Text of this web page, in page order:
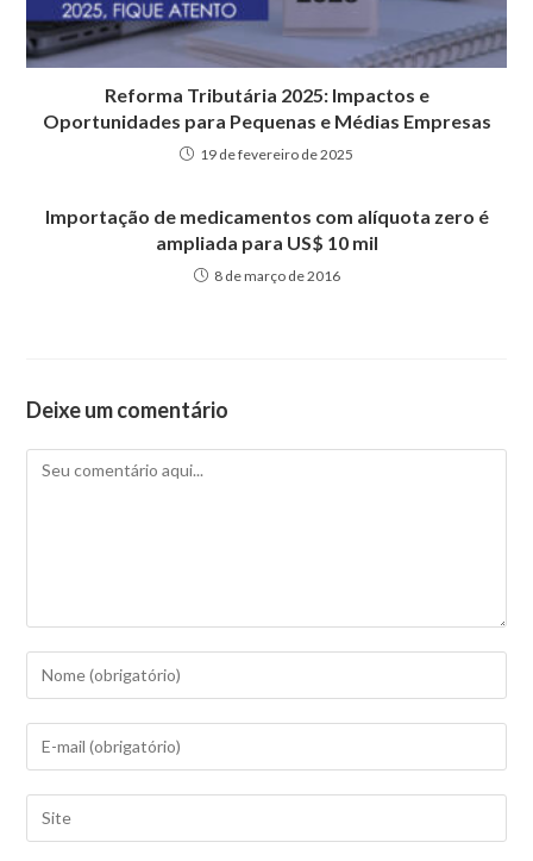
Reforma Tributária 2025: Impactos e
Oportunidades para Pequenas e Médias Empresas
19 de fevereiro de 2025
Importação de medicamentos com alíquota zero é
ampliada para US$ 10 mil
8 de março de 2016
Deixe um comentário